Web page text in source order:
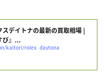
スデイトナの最新の買取相場 |
び』...
kaitori/rolex_daytona